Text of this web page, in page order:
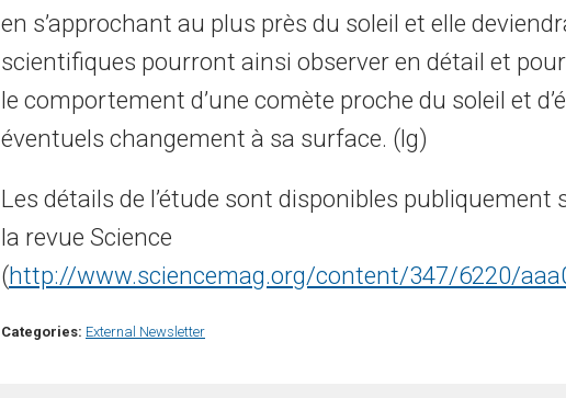
en s’approchant au plus près du soleil et elle
scientifiques pourront ainsi observer en détail et
le comportement d’une comète proche du soleil et
éventuels changement à sa surface. (lg)
Les détails de l’étude sont disponibles publiquement
la revue Science
(http://www.sciencemag.org/content/347/6220/
Categories: External Newsletter